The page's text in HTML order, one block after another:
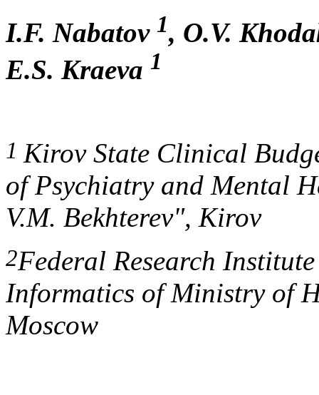
I.F. Nabatov 1, O.V.
E.S. Kraeva 1
1 Kirov State Clinical
of Psychiatry and Mental
V.M. Bekhterev", Kirov
2Federal Research
Informatics of Ministry of
Moscow